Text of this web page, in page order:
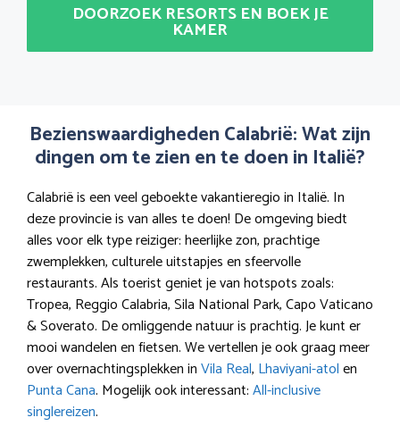
DOORZOEK RESORTS EN BOEK JE
KAMER
Bezienswaardigheden Calabrië: Wat zijn
dingen om te zien en te doen in Italië?
Calabrië is een veel geboekte vakantieregio in Italië. In
deze provincie is van alles te doen! De omgeving biedt
alles voor elk type reiziger: heerlijke zon, prachtige
zwemplekken, culturele uitstapjes en sfeervolle
restaurants. Als toerist geniet je van hotspots zoals:
Tropea, Reggio Calabria, Sila National Park, Capo Vaticano
& Soverato. De omliggende natuur is prachtig. Je kunt er
mooi wandelen en fietsen. We vertellen je ook graag meer
over overnachtingsplekken inVila Real, Lhaviyani-atolen
Punta Cana. Mogelijk ook interessant:All-inclusive
singlereizen.